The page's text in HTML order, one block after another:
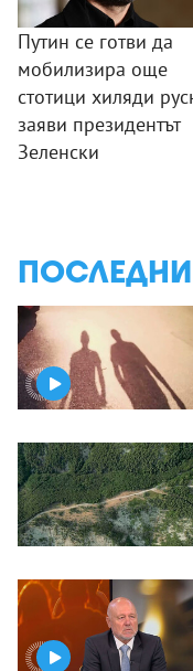
Путин се готви да
мобилизира още
стотици хиляди
заяви президентът
Зеленски
ПОСЛЕДНИ